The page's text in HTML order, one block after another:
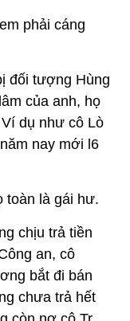
phải cáng
đối tượng Hùng
của anh, họ
dụ như cô Lò
nay mới l6
toàn là gái hư.
chịu trả tiền
an, cô
bắt đi bán
chưa trả hết